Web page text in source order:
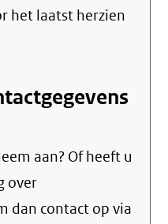
het laatst herzien
aan? Of heeft u
over
dan contact op via